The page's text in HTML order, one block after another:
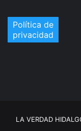
Política de
privacidad
LA VERDAD